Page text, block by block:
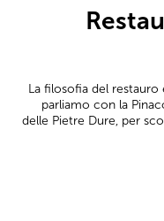
La filosofia del
parliamo con la
delle Pietre Dure, per